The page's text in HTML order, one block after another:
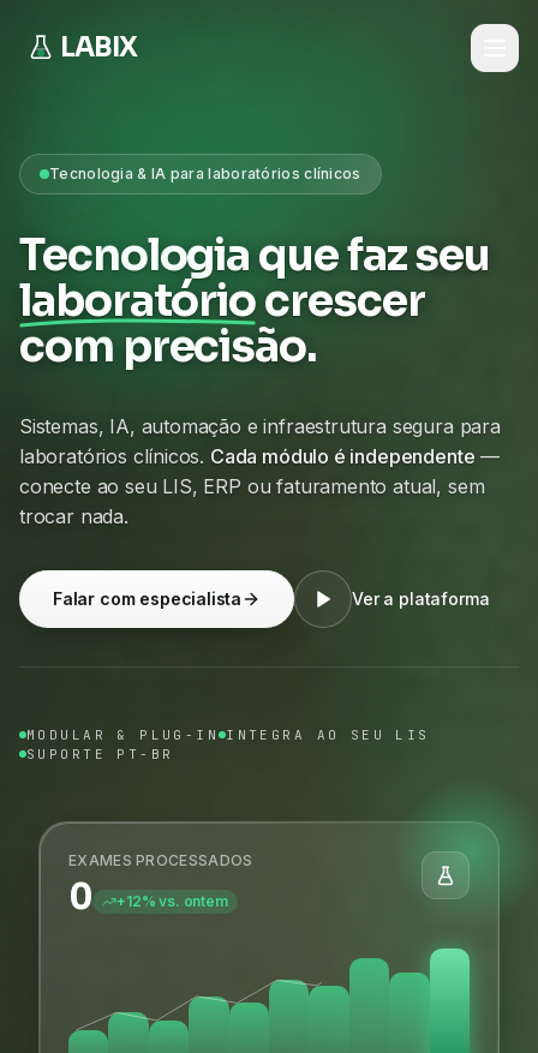
LABIX
Tecnologia & IA para laboratórios clínicos
Tecnologia que faz seu
laboratóriocrescer
com precisão.
Sistemas, IA, automação e infraestrutura segura para
laboratórios clínicos. Cada módulo é independente —
conecte ao seu LIS, ERP ou faturamento atual, sem
trocar nada.
Falar com especialista Ver a plataforma
MODULAR & PLUG-IN INTEGRA AO SEU LIS
SUPORTE PT-BR
EXAMES PROCESSADOS
0 +12% vs. ontem